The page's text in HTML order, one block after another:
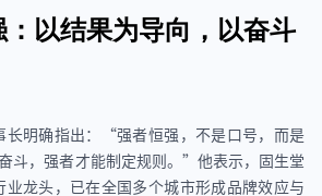
以结果为导向，以奋斗
长明确指出：“强者恒强，不是口号，而是
斗，强者才能制定规则。”他表示，固生堂
业龙头，已在全国多个城市形成品牌效应与